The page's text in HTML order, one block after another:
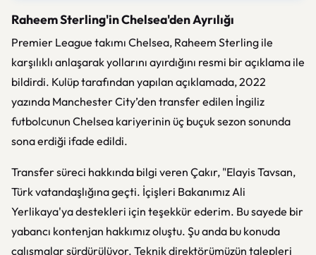
Raheem Sterling'in Chelsea'den Ayrılığı
Premier League takımı Chelsea, Raheem Sterling ile
karşılıklı anlaşarak yollarını ayırdığını resmi bir açıklama ile
bildirdi. Kulüp tarafından yapılan açıklamada, 2022
yazında Manchester City’den transfer edilen İngiliz
futbolcunun Chelsea kariyerinin üç buçuk sezon sonunda
sona erdiği ifade edildi.
Transfer süreci hakkında bilgi veren Çakır, "Elayis Tavsan,
Türk vatandaşlığına geçti. İçişleri Bakanımız Ali
Yerlikaya'ya destekleri için teşekkür ederim. Bu sayede bir
yabancı kontenjan hakkımız oluştu. Şu anda bu konuda
çalışmalar sürdürülüyor. Teknik direktörümüzün talepleri